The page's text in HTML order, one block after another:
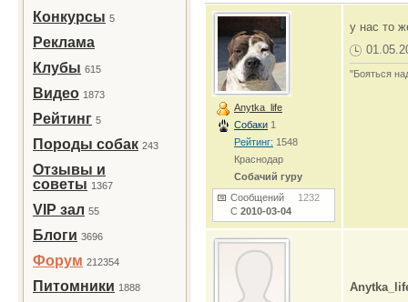
Конкурсы 5
Реклама
Клубы 615
Видео 1873
Рейтинг 5
Породы собак 243
Отзывы и
советы 1367
VIP зал 55
Блоги 3696
Форум 212354
Питомники 1888
Anytka_life
Собаки 1
Рейтинг: 1548
Краснодар
Собачий гуру
Сообщений 1232
С 2010-03-04
у нас то
"Бояться